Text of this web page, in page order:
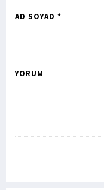
AD SOYAD *
YORUM